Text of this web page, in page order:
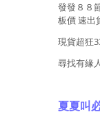
發發８８
板價 速出
現貨超狂
尋找有緣
夏夏叫